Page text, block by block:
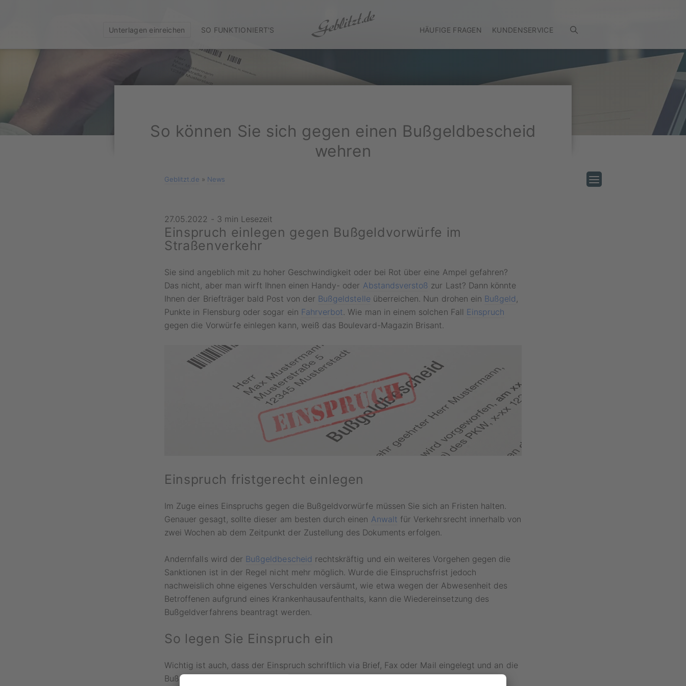
Unterlagen einreichen SO FUNKTIONIERT'S HÄUFIGE FRAGEN KUNDENSERVICE
So können Sie sich gegen einen Bußgeldbescheid
wehren
Geblitzt.de » News
27.05.2022 - 3 min Lesezeit
Einspruch einlegen gegen Bußgeldvorwürfe im
Straßenverkehr
Sie sind angeblich mit zu hoher Geschwindigkeit oder bei Rot über eine Ampel gefahren?
Das nicht, aber man wirft Ihnen einen Handy- oder Abstandsverstoß zur Last? Dann könnte
Ihnen der Briefträger bald Post von der Bußgeldstelle überreichen. Nun drohen ein Bußgeld ,
Punkte in Flensburg oder sogar ein Fahrverbot. Wie man in einem solchen Fall Einspruch
gegen die Vorwürfe einlegen kann, weiß das Boulevard-Magazin Brisant.
Einspruch fristgerecht einlegen
Im Zuge eines Einspruchs gegen die Bußgeldvorwürfe müssen Sie sich an Fristen halten.
Genauer gesagt, sollte dieser am besten durch einen Anwalt für Verkehrsrecht innerhalb von
zwei Wochen ab dem Zeitpunkt der Zustellung des Dokuments erfolgen.
Andernfalls wird der Bußgeldbescheid rechtskräftig und ein weiteres Vorgehen gegen die
Sanktionen ist in der Regel nicht mehr möglich. Wurde die Einspruchsfrist jedoch
nachweislich ohne eigenes Verschulden versäumt, wie etwa wegen der Abwesenheit des
Betroffenen aufgrund eines Krankenhausaufenthalts, kann die Wiedereinsetzung des
Bußgeldverfahrens beantragt werden.
So legen Sie Einspruch ein
Wichtig ist auch, dass der Einspruch schriftlich via Brief, Fax oder Mail eingelegt und an die
Bußgeldstelle übermittelt wird, von der Sie den Bescheid erhalten haben. Dabei sollten